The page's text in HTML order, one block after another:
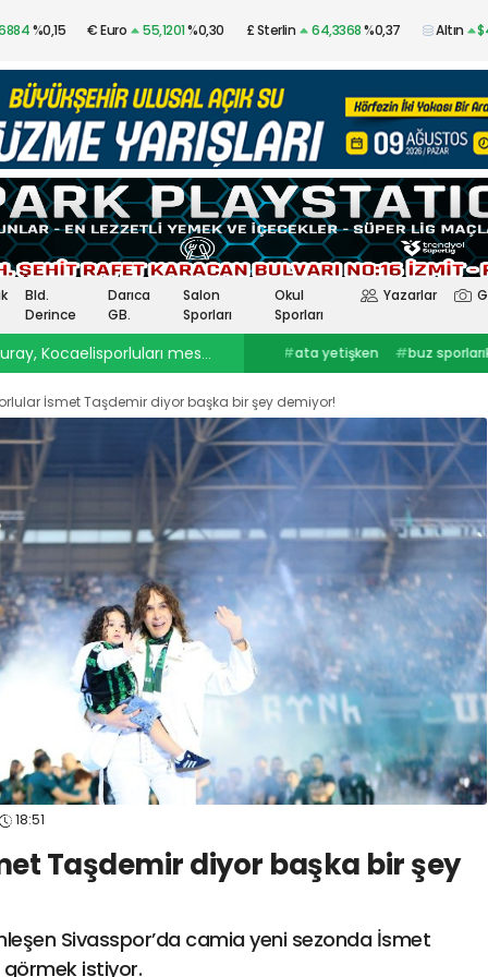
%0,15 € Euro 55,1201%0,30 £ Sterlin 64,3368%0,37 Altın
Bld.
Derince
Darıca
GB.
Salon
Sporları
Okul
Sporları
Yazarlar
Kocaelisporluları mest etti Onurcan Piri: Kocaeli Stadı’nın atmosferini
#ata yetişken #buz sporlarıkocaelispor
haberleri
#göztepekocaelispor
selçuk inankağıtspor # ibrahim
ercinkocaelispor
#hodri meydanFurkan
Ata YetişkenKocaelispor
#
Kocaelispor haberleri
# Selçuk İnan
#Kocaelispor
#
Yüksel Sarıçiçekskriniar
#Kocaelispor #
Yalçın
Enes Çinemre
#Serdar
seka park
spor41
#kocaelispor
İsmet Taşdemir diyor başka bir şey demiyor!
18:51
Taşdemir diyor başka bir şey
Sivasspor’da camia yeni sezonda İsmet
görmek istiyor.